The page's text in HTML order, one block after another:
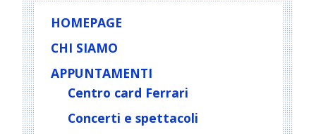
HOMEPAGE
CHI SIAMO
APPUNTAMENTI
Centro card Ferrari
Concerti e spettacoli